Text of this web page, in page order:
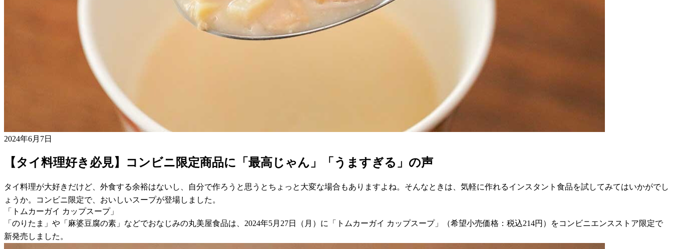
2024年6月7日
【タイ料理好き必見】コンビニ限定商品に「最高じゃん」「うますぎる」の声
タイ料理が大好きだけど、外食する余裕はないし、自分で作ろうと思うとちょっと大変な場合もありますよね。そんなときは、気軽に作れるインスタント食品を試してみてはいかがでし
ょうか。コンビニ限定で、おいしいスープが登場しました。
「トムカーガイ カップスープ」
「のりたま」や「麻婆豆腐の素」などでおなじみの丸美屋食品は、2024年5月27日（月）に「トムカーガイ カップスープ」（希望小売価格：税込214円）をコンビニエンスストア限定で
新発売しました。